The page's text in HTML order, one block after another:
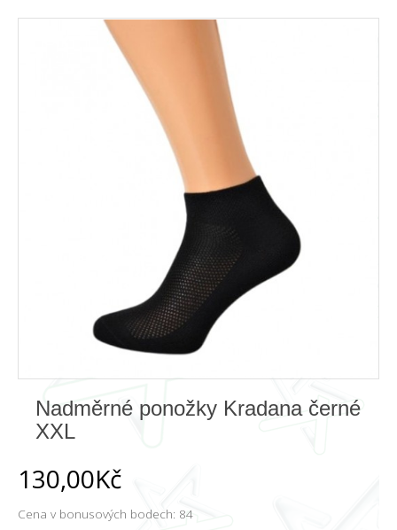
Nadměrné ponožky Kradana černé
XXL
130,00Kč
Cena v bonusových bodech: 84